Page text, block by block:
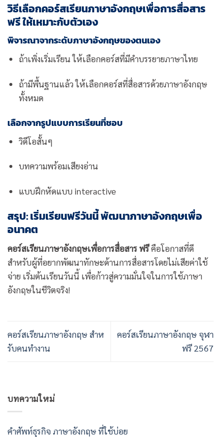
วิธีเลือกคอร์สเรียนภาษาอังกฤษเพื่อการสื่อสาร
ฟรี ให้เหมาะกับตัวเอง
พิจารณาจากระดับภาษาอังกฤษของตนเอง
ถ้าเพิ่งเริ่มเรียน ให้เลือกคอร์สที่มีคำบรรยายภาษาไทย
ถ้ามีพื้นฐานแล้ว ให้เลือกคอร์สที่สื่อสารด้วยภาษาอังกฤษ
ทั้งหมด
เลือกจากรูปแบบการเรียนที่ชอบ
วิดีโอสั้นๆ
บทความพร้อมเสียงอ่าน
แบบฝึกหัดแบบ interactive
สรุป: เริ่มเรียนฟรีวันนี้ พัฒนาภาษาอังกฤษเพื่อ
อนาคต
คอร์สเรียนภาษาอังกฤษเพื่อการสื่อสาร ฟรีคือโอกาสที่ดี
สำหรับผู้ที่อยากพัฒนาทักษะด้านการสื่อสารโดยไม่เสียค่าใช้
จ่าย เริ่มต้นเรียนวันนี้ เพื่อก้าวสู่ความมั่นใจในการใช้ภาษา
อังกฤษในชีวิตจริง!
คอร์สเรียนภาษาอังกฤษ สําห
รับคนทํางาน
คอร์สเรียนภาษาอังกฤษ จุฬา
ฟรี 2567
บทความใหม่
คําศัพท์ธุรกิจ ภาษาอังกฤษ ที่ใช้บ่อย